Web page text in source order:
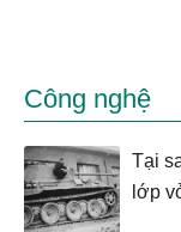
Công nghệ
Tại
lớp